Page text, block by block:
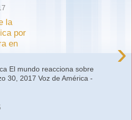
la
por
en
›
El mundo reacciona sobre
30, 2017 Voz de América -